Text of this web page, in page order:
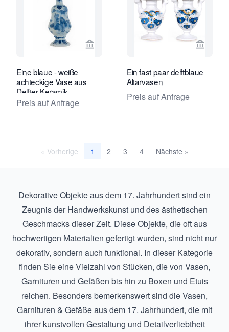
Verkaeuferseite von Van Nie
Eine blaue - weiße
achteckige Vase aus
Delfter Keramik
Preis auf Anfrage
Ein fast paar delftblaue
Altarvasen
Preis auf Anfrage
« Vorherige 1 2 3 4 Nächste »
Dekorative Objekte aus dem 17. Jahrhundert sind ein
Zeugnis der Handwerkskunst und des ästhetischen
Geschmacks dieser Zeit. Diese Objekte, die oft aus
hochwertigen Materialien gefertigt wurden, sind nicht nur
dekorativ, sondern auch funktional. In dieser Kategorie
finden Sie eine Vielzahl von Stücken, die von Vasen,
Garnituren und Gefäßen bis hin zu Boxen und Etuis
reichen. Besonders bemerkenswert sind dieVasen,
Garnituren & Gefäße aus dem 17. Jahrhundert, die mit
ihrer kunstvollen Gestaltung und Detailverliebtheit